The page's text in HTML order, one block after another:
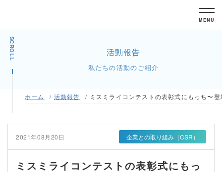
MENU
SCROLL 活動報告
私たちの活動のご紹介
ホーム 活動報告 ミスミライコンテストの表彰式にもっち〜登
2021年08月20日 企業との取り組み（CSR）
ミスミライコンテストの表彰式にもっ